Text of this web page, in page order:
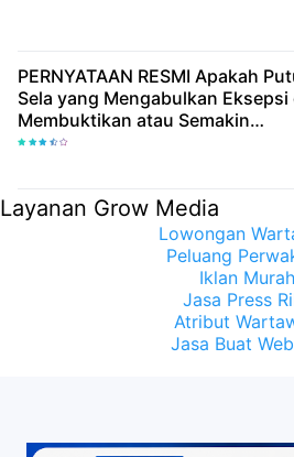
PERNYATAAN RESMI Apakah
Sela yang Mengabulkan Eksepsi
Membuktikan atau Semakin
Meyakinkan Publik Bahwa Ijazah
Layanan Grow Media
Lowongan
Peluang
Iklan Murah
Jasa Press
Atribut
Jasa Buat